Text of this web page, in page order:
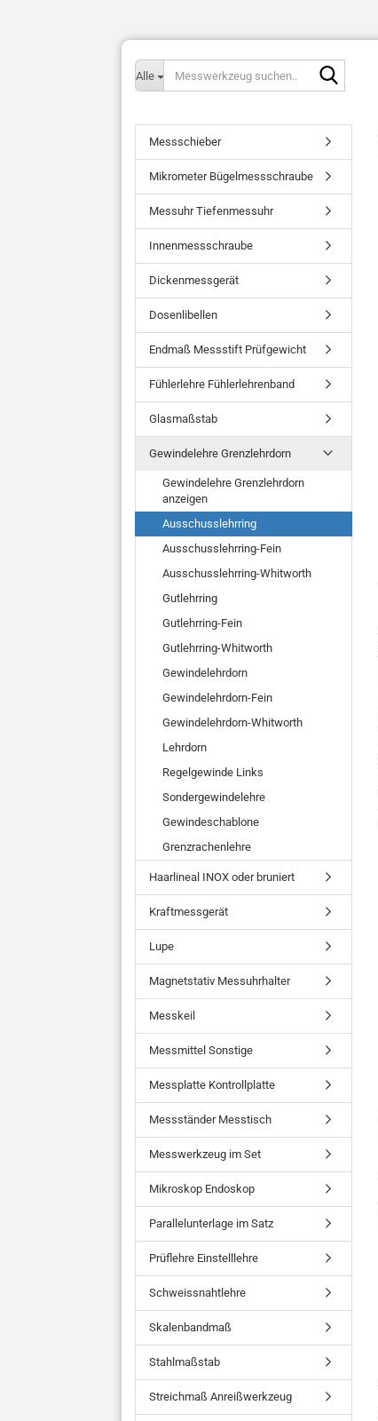
Alle
Messschieber
Mikrometer Bügelmessschraube
Messuhr Tiefenmessuhr
Innenmessschraube
Dickenmessgerät
Dosenlibellen
Endmaß Messstift Prüfgewicht
Fühlerlehre Fühlerlehrenband
Glasmaßstab
Gewindelehre Grenzlehrdorn
Gewindelehre Grenzlehrdorn
anzeigen
Ausschusslehrring
Ausschusslehrring-Fein
Ausschusslehrring-Whitworth
Gutlehrring
Gutlehrring-Fein
Gutlehrring-Whitworth
Gewindelehrdorn
Gewindelehrdorn-Fein
Gewindelehrdorn-Whitworth
Lehrdorn
Regelgewinde Links
Sondergewindelehre
Gewindeschablone
Grenzrachenlehre
Haarlineal INOX oder bruniert
Kraftmessgerät
Lupe
Magnetstativ Messuhrhalter
Messkeil
Messmittel Sonstige
Messplatte Kontrollplatte
Messständer Messtisch
Messwerkzeug im Set
Mikroskop Endoskop
Parallelunterlage im Satz
Prüflehre Einstelllehre
Schweissnahtlehre
Skalenbandmaß
Stahlmaßstab
Streichmaß Anreißwerkzeug